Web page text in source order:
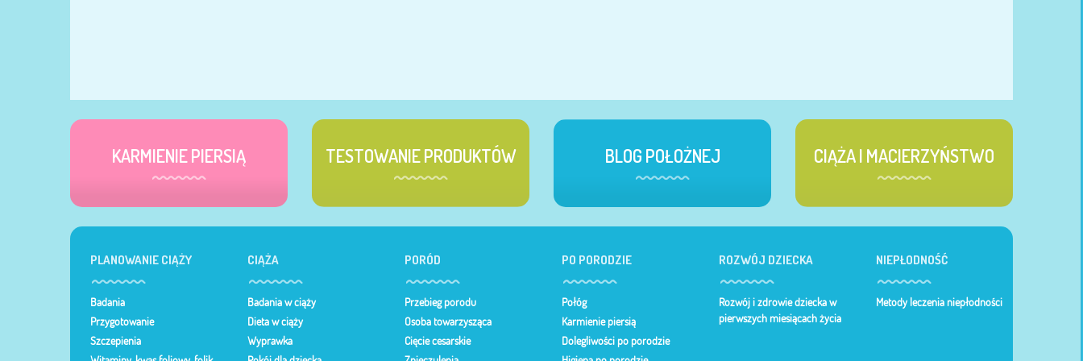
KARMIENIE PIERSIĄ TESTOWANIE PRODUKTÓW BLOG POŁOŻNEJ CIĄŻA I MACIERZYŃSTWO
PLANOWANIE CIĄŻY
Badania
Przygotowanie
Szczepienia
CIĄŻA
Badania w ciąży
Dieta w ciąży
Wyprawka
PORÓD
Przebieg porodu
Osoba towarzysząca
Cięcie cesarskie
PO PORODZIE
Połóg
Karmienie piersią
Dolegliwości po porodzie
ROZWÓJ DZIECKA
Rozwój i zdrowie dziecka w
pierwszych miesiącach życia
NIEPŁODNOŚĆ
Metody leczenia niepłodności